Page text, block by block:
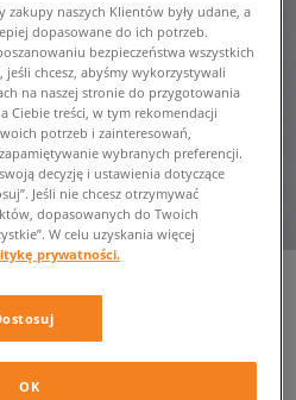
zakupy naszych Klientów były udane, a
dopasowane do ich potrzeb.
bezpieczeństwa wszystkich
chcesz, abyśmy wykorzystywali
na naszej stronie do przygotowania
Ciebie treści, w tym rekomendacji
potrzeb i zainteresowań,
wybranych preferencji.
decyzję i ustawienia dotyczące
Jeśli nie chcesz otrzymywać
dopasowanych do Twoich
W celu uzyskania więcej
prywatności.
OK